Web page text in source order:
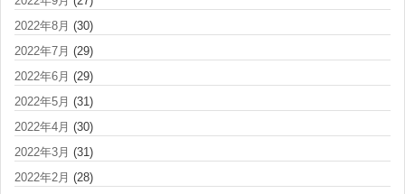
2022年8月 (30)
2022年7月 (29)
2022年6月 (29)
2022年5月 (31)
2022年4月 (30)
2022年3月 (31)
2022年2月 (28)